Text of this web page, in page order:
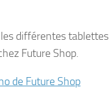
différentes
Future Shop.
de Future Shop